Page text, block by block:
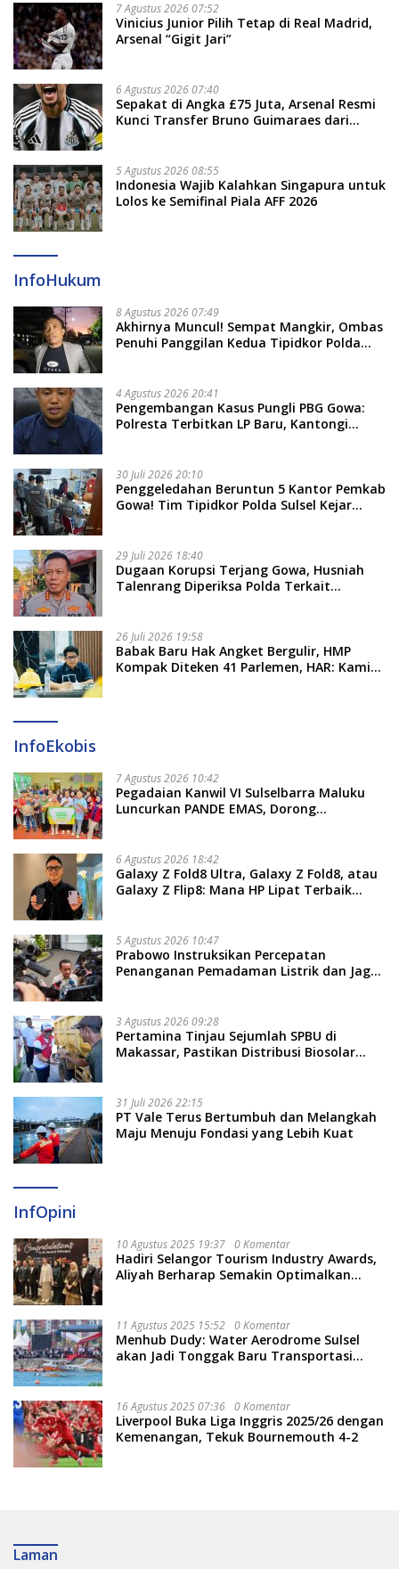
7 Agustus 2026 07:52
Vinicius Junior Pilih Tetap di Real Madrid,
Arsenal “Gigit Jari”
6 Agustus 2026 07:40
Sepakat di Angka £75 Juta, Arsenal Resmi
Kunci Transfer Bruno Guimaraes dari
5 Agustus 2026 08:55
Indonesia Wajib Kalahkan Singapura untuk
Lolos ke Semifinal Piala AFF 2026
InfoHukum
8 Agustus 2026 07:49
Akhirnya Muncul! Sempat Mangkir, Ombas
Penuhi Panggilan Kedua Tipidkor Polda
4 Agustus 2026 20:41
Pengembangan Kasus Pungli PBG Gowa:
Polresta Terbitkan LP Baru, Kantongi
30 Juli 2026 20:10
Penggeledahan Beruntun 5 Kantor Pemkab
Gowa! Tim Tipidkor Polda Sulsel Kejar
29 Juli 2026 18:40
Dugaan Korupsi Terjang Gowa, Husniah
Talenrang Diperiksa Polda Terkait
26 Juli 2026 19:58
​Babak Baru Hak Angket Bergulir, HMP
Kompak Diteken 41 Parlemen, HAR: Kami
InfoEkobis
7 Agustus 2026 10:42
Pegadaian Kanwil VI Sulselbarra Maluku
Luncurkan PANDE EMAS, Dorong
6 Agustus 2026 18:42
Galaxy Z Fold8 Ultra, Galaxy Z Fold8, atau
Galaxy Z Flip8: Mana HP Lipat Terbaik
5 Agustus 2026 10:47
Prabowo Instruksikan Percepatan
Penanganan Pemadaman Listrik dan Jaga
3 Agustus 2026 09:28
Pertamina Tinjau Sejumlah SPBU di
Makassar, Pastikan Distribusi Biosolar
31 Juli 2026 22:15
PT Vale Terus Bertumbuh dan Melangkah
Maju Menuju Fondasi yang Lebih Kuat
InfOpini
10 Agustus 2025 19:37 0 Komentar
Hadiri Selangor Tourism Industry Awards,
Aliyah Berharap Semakin Optimalkan
11 Agustus 2025 15:52 0 Komentar
Menhub Dudy: Water Aerodrome Sulsel
akan Jadi Tonggak Baru Transportasi
16 Agustus 2025 07:36 0 Komentar
Liverpool Buka Liga Inggris 2025/26 dengan
Kemenangan, Tekuk Bournemouth 4-2
Laman